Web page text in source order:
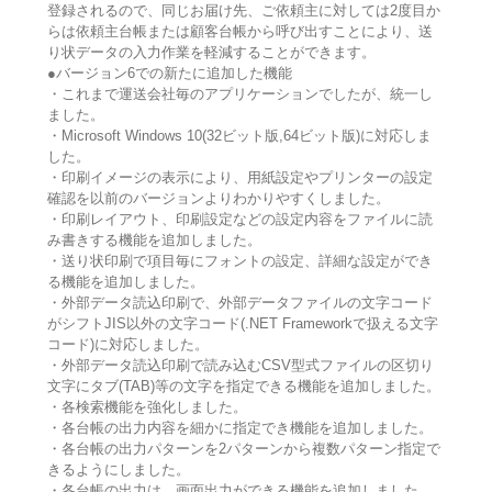
登録されるので、同じお届け先、ご依頼主に対しては2度目か
らは依頼主台帳または顧客台帳から呼び出すことにより、送
り状データの入力作業を軽減することができます。
●バージョン6での新たに追加した機能
・これまで運送会社毎のアプリケーションでしたが、統一し
ました。
・Microsoft Windows 10(32ビット版,64ビット版)に対応しま
した。
・印刷イメージの表示により、用紙設定やプリンターの設定
確認を以前のバージョンよりわかりやすくしました。
・印刷レイアウト、印刷設定などの設定内容をファイルに読
み書きする機能を追加しました。
・送り状印刷で項目毎にフォントの設定、詳細な設定ができ
る機能を追加しました。
・外部データ読込印刷で、外部データファイルの文字コード
がシフトJIS以外の文字コード(.NET Frameworkで扱える文字
コード)に対応しました。
・外部データ読込印刷で読み込むCSV型式ファイルの区切り
文字にタブ(TAB)等の文字を指定できる機能を追加しました。
・各検索機能を強化しました。
・各台帳の出力内容を細かに指定でき機能を追加しました。
・各台帳の出力パターンを2パターンから複数パターン指定で
きるようにしました。